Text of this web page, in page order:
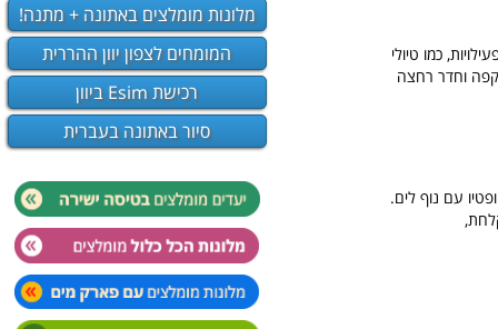
כמו טיולי
קפה וחדר רחצה
ופטיו עם נוף לים.
מקלחת,
מלונות מומלצים באתונה + מתנה!
המומחים לצפון יוון ההררית
רכישת Esim ביוון
סיור באתונה בעברית